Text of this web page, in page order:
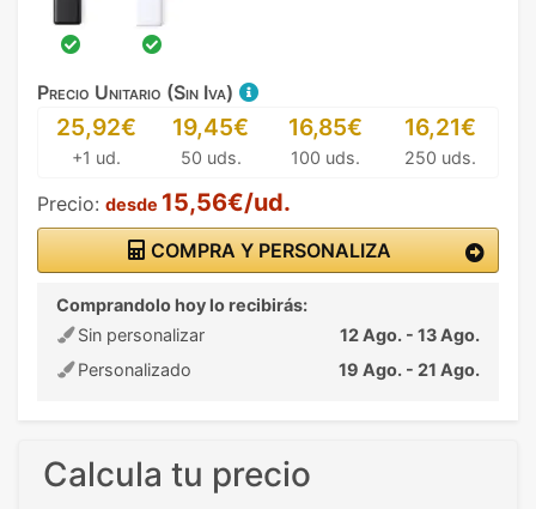
Precio Unitario (Sin Iva)
25,92€
+1 ud.
19,45€
50 uds.
16,85€
100 uds.
16,21€
250 uds.
Precio: desde 15,56€/ud.
COMPRA Y PERSONALIZA
Comprandolo hoy lo recibirás:
Sin personalizar
12 Ago. - 13 Ago.
Personalizado
19 Ago. - 21 Ago.
Calcula tu precio